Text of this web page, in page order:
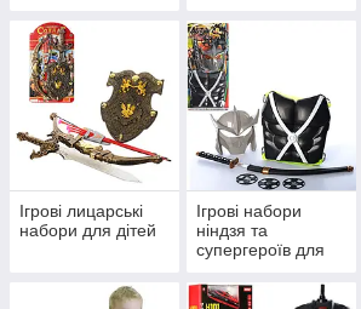
МЕТАЛЕВІ МАШИНКИ
Автомоделі Kinsmart, Автосвіт,
Ігрові лицарські
набори для дітей
Ігрові набори
ніндзя та
супергероїв для